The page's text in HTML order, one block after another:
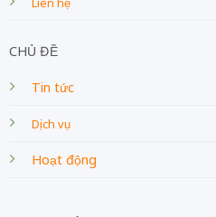
CHỦ ĐỀ
Tin tức
Dịch vụ
Hoạt động